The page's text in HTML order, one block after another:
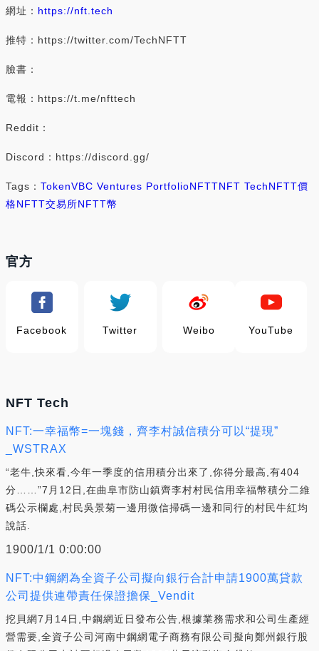
網址： https://nft.tech
推特：https://twitter.com/TechNFTT
臉書：
電報：https://t.me/nfttech
Reddit：
Discord：https://discord.gg/
Tags： TokenVBC Ventures PortfolioNFTTNFT TechNFTT價
格NFTT交易所NFTT幣
官方
Facebook Twitter Weibo YouTube
NFT Tech
NFT:一幸福幣=一塊錢，齊李村誠信積分可以“提現”
_WSTRAX
“老牛,快來看,今年一季度的信用積分出來了,你得分最高,有404
分……”7月12日,在曲阜市防山鎮齊李村村民信用幸福幣積分二維
碼公示欄處,村民吳景菊一邊用微信掃碼一邊和同行的村民牛紅均
說話.
1900/1/1 0:00:00
NFT:中鋼網為全資子公司擬向銀行合計申請1900萬貸款
公司提供連帶責任保證擔保_Vendit
挖貝網7月14日,中鋼網近日發布公告,根據業務需求和公司生產經
營需要,全資子公司河南中鋼網電子商務有限公司擬向鄭州銀行股